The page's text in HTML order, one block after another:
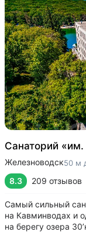
Санаторий
Железноводск50 м
8.3 209 отзывов
Самый сильный
на Кавминводах и
на берегу озера